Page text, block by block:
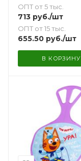
ОПТ от 5 тыс.
713 руб./шт
ОПТ от 15 тыс.
655.50 руб./шт
В КОРЗИНУ